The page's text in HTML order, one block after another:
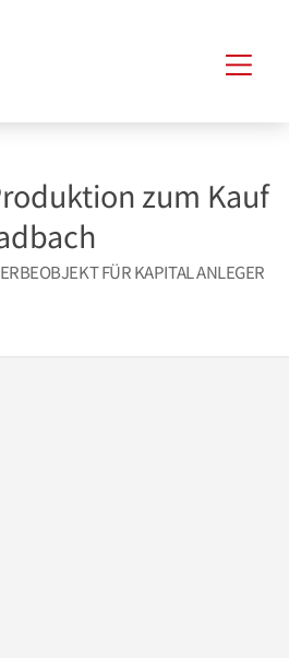
zum Kauf
FÜR KAPITAL ANLEGER